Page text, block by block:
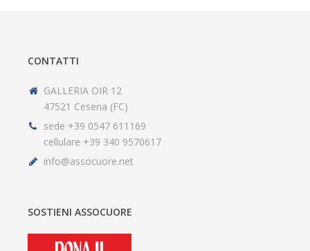
CONTATTI
GALLERIA OIR 12
47521 Cesena (FC)
sede +39 0547 611169
cellulare +39 340 9570617
info@assocuore.net
SOSTIENI ASSOCUORE